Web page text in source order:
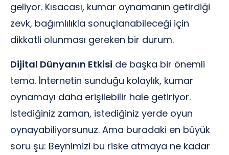
geliyor. Kısacası, kumar oynamanın getirdiği
zevk, bağımlılıkla sonuçlanabileceği için
dikkatli olunması gereken bir durum.
Dijital Dünyanın Etkisi de başka bir önemli
tema. İnternetin sunduğu kolaylık, kumar
oynamayı daha erişilebilir hale getiriyor.
İstediğiniz zaman, istediğiniz yerde oyun
oynayabiliyorsunuz. Ama buradaki en büyük
soru şu: Beynimizi bu riske atmaya ne kadar